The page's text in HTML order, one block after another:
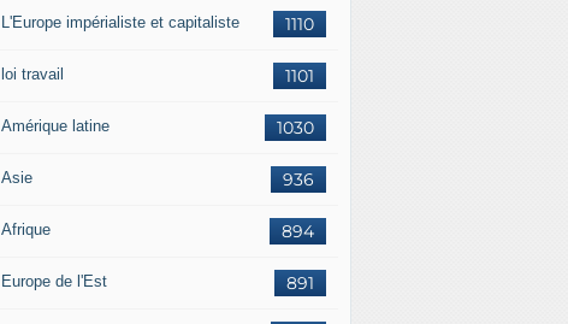
1110
L'Europe impérialiste et capitaliste
1101
loi travail
1030
Amérique latine
936
Asie
894
Afrique
891
Europe de l'Est